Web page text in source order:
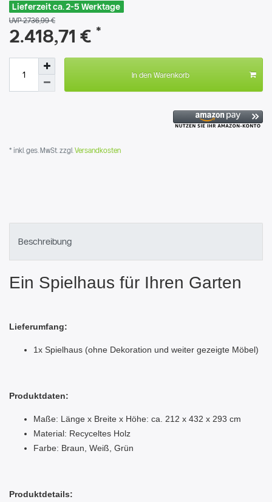
Lieferzeit ca. 2-5 Werktage
UVP 2.736,99 €
2.418,71 € *
In den Warenkorb
* inkl. ges. MwSt. zzgl. Versandkosten
Beschreibung
Ein Spielhaus für Ihren Garten
Lieferumfang:
1x Spielhaus (ohne Dekoration und weiter gezeigte Möbel)
Produktdaten:
Maße: Länge x Breite x Höhe: ca. 212 x 432 x 293 cm
Material: Recyceltes Holz
Farbe: Braun, Weiß, Grün
Produktdetails: